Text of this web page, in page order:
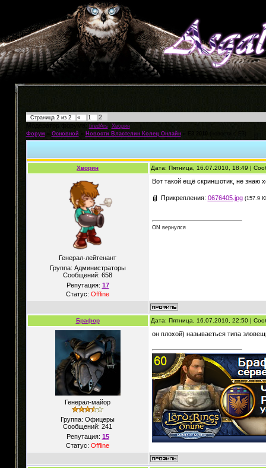
Страница 2из 2 « 1
2
Модератор форума: tiredArs
Хворин
Форум
Основной Новости Властелин Колец Онлайн
Хворин Дата: Пятница, 16.07.2010, 18:49 |
Генерал-лейтенант
Группа: Администраторы
Сообщений: 658
Репутация: 17
Статус: Offline
Вот такой ещё скриншотик, не знаю
Прикрепления: 0676405.jpg (157.9
ON вернулся
Брафор Дата: Пятница, 16.07.2010, 22:50 |
Генерал-майор
Группа: Офицеры
Сообщений: 241
Репутация: 15
Статус: Offline
он плохой) называеться типа